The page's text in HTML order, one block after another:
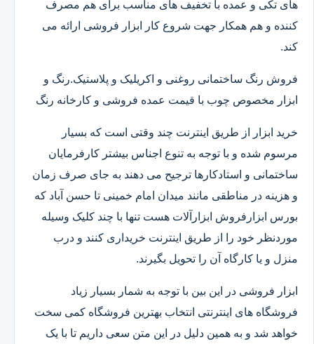
های تکی و عمده با تخفیف های مناسب برای هم مصرف
کننده و هم همکار جهت شروع کار ابزار فروشی ارائه می
کند.
فروش رنگ ساختمانی روغنی و اکریلیک و پلاستیک.رنگ و
ابزار مخصوص چوب با قیمت عمده فروشی و کارخانه رنگ
خرید ابزار از طریق اینترنت چند وقتی است که بسیار
مرسوم شده و با توجه به تنوع اجناس بیشتر کارفرمایان
ساختمانی و استادکارها ترجیح می دهند به جای صرف زمان
و هزینه در مناطقی مانند میدان امام خمینی تا حسن آباد که
بورس ابزارفروش ابزارآلات هست تنها با چند کلیک وسیله
موردنظر خود را از طریق اینترنت خریداری کنند و درب
منزل و یا کارگاه آن را تحویل بگیرند.
ابزار فروشی در این بین با توجه به شمار بسیار زیاد
فروشگاه های اینترنتی انتخاب بهترین فروشگاه کمی سخت
خواهد شد و به همین دلیل در این متن سعی داریم تا با یک